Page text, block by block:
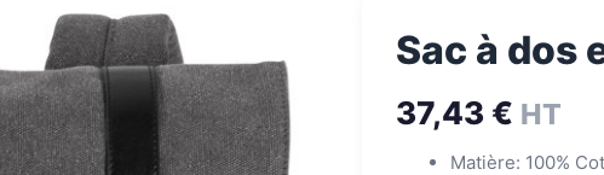
Sac à dos
37,43 € HT
Matière: 100%